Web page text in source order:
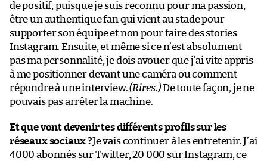
de positif, puisque je suis reconnu pour ma passion,
être un authentique fan qui vient au stade pour
supporter son équipe et non pour faire des stories
Instagram. Ensuite, et même si ce n’est absolument
pas ma personnalité, je dois avouer que j’ai vite appris
à me positionner devant une caméra ou comment
répondre à une interview.(Rires.)De toute façon, je ne
pouvais pas arrêter la machine.
Et que vont devenir tes différents profils sur les
réseaux sociaux ?Je vais continuer à les entretenir. J’ai
4000 abonnés sur Twitter, 20 000 sur Instagram, ce